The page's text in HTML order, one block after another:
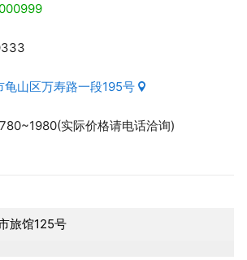
龟山区万寿路一段195号
实际价格请电话洽询)
旅馆125号